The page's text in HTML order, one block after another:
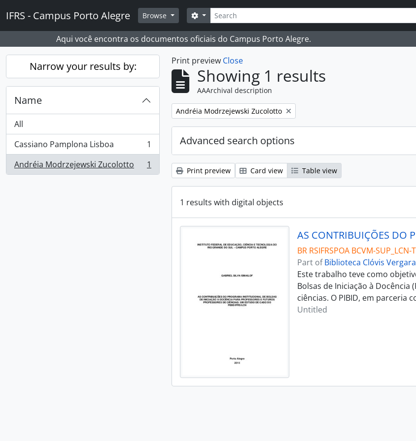
IFRS - Campus Porto Alegre Browse Search
Search options
Aqui você encontra os documentos oficiais do Campus Porto Alegre.
Narrow your results by:
Name
All
Cassiano Pamplona Lisboa
, 1 results
1
Andréia Modrzejewski Zucolotto
, 1 results 1
Print preview Close
Showing 1 results
AAArchival description
Remove filter:
Andréia Modrzejewski Zucolotto
Advanced search options
Print preview Card view Table view
1 results with digital objects
BR RSIFRSPOA BCVM-SUP_LCN-
Part ofBiblioteca Clóvis
Este trabalho teve como
Bolsas de Iniciação à
ciências. O PIBID, em parceria
Untitled